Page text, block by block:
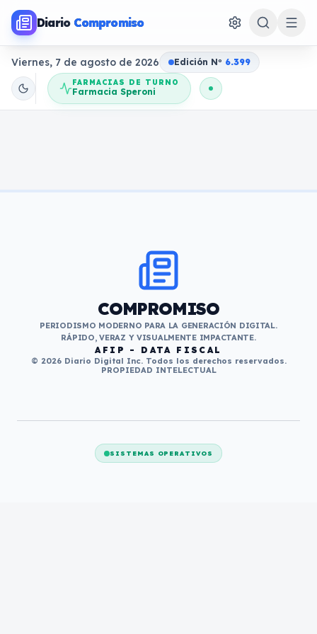
Diario Compromiso
Viernes, 7 de agosto de 2026 Edición No 6.399
FARMACIAS DE TURNO
Farmacia Speroni
COMPROMISO
PERIODISMO MODERNO PARA LA GENERACIÓN DIGITAL.
RÁPIDO, VERAZ Y VISUALMENTE IMPACTANTE.
AFIP - DATA FISCAL
© 2026 Diario Digital Inc. Todos los derechos reservados.
PROPIEDAD INTELECTUAL
SISTEMAS OPERATIVOS